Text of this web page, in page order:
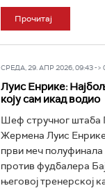
Прочитај
СРЕДА, 29. АПР 2026, 09:43 ->
Луис Енрике:
коју сам икад водио
Шеф стручног штаба
Жермена Луис Енрике
први меч
против фудбалера
његовој тренерској